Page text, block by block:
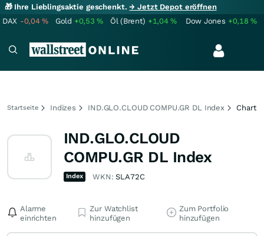
🎁 Ihre Lieblingsaktie geschenkt.→ Jetzt Depot eröffnen
DAX -0,04% Gold +0,53% Öl (Brent) +1,04% Dow Jones +0,18%
Startseite Indizes IND.GLO.CLOUD COMPU.GR DL Index Chart
IND.GLO.CLOUD
COMPU.GR DL Index
Index WKN:SLA72C
Alarme
einrichten
Zur Watchlist
hinzufügen
Zum Portfolio
hinzufügen